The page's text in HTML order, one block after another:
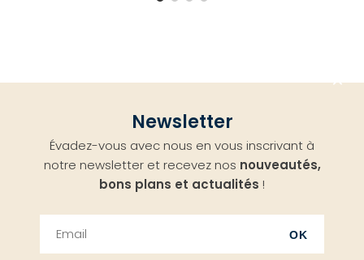
Newsletter
Évadez-vous avec nous en vous inscrivant à
notre newsletter et recevez nos nouveautés,
bons plans et actualités !
OK